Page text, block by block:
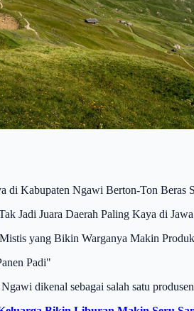
di Kabupaten Ngawi Berton-Ton Beras
Jadi Juara Daerah Paling Kaya di
yang Bikin Warganya Makin
Padi"
dikenal sebagai salah satu